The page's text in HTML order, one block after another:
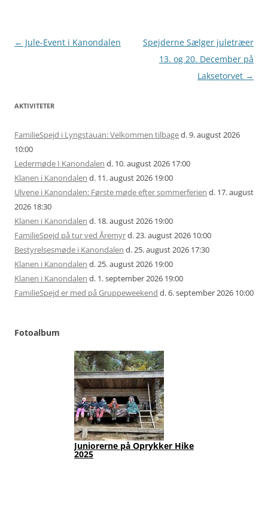
Artikel
← Jule-Event i Kanondalen
Spejderne Sælger juletræer
13. og 20. December på
Laksetorvet →
AKTIVITETER
FamilieSpejd i Lyngstauan: Velkommen tilbaged. 9. august 2026
10:00
Ledermøde I Kanondalen d. 10. august 2026 17:00
Klanen i Kanondalen d. 11. august 2026 19:00
Ulvene i Kanondalen: Første møde efter sommerferien d. 17. august
2026 18:30
Klanen i Kanondalen d. 18. august 2026 19:00
FamilieSpejd på tur ved Åremyrd. 23. august 2026 10:00
Bestyrelsesmøde i Kanondalen d. 25. august 2026 17:30
Klanen i Kanondalen d. 25. august 2026 19:00
Klanen i Kanondalen d. 1. september 2026 19:00
FamilieSpejd er med på Gruppeweekend d. 6. september 2026 10:00
Fotoalbum
Juniorerne på Oprykker Hike
2025